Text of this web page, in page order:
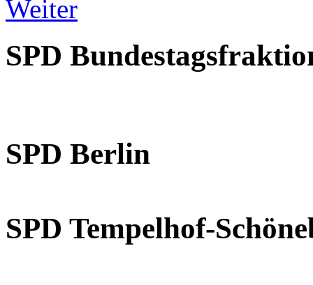
Weiter
SPD
SPD Berlin
SPD Tempelhof-